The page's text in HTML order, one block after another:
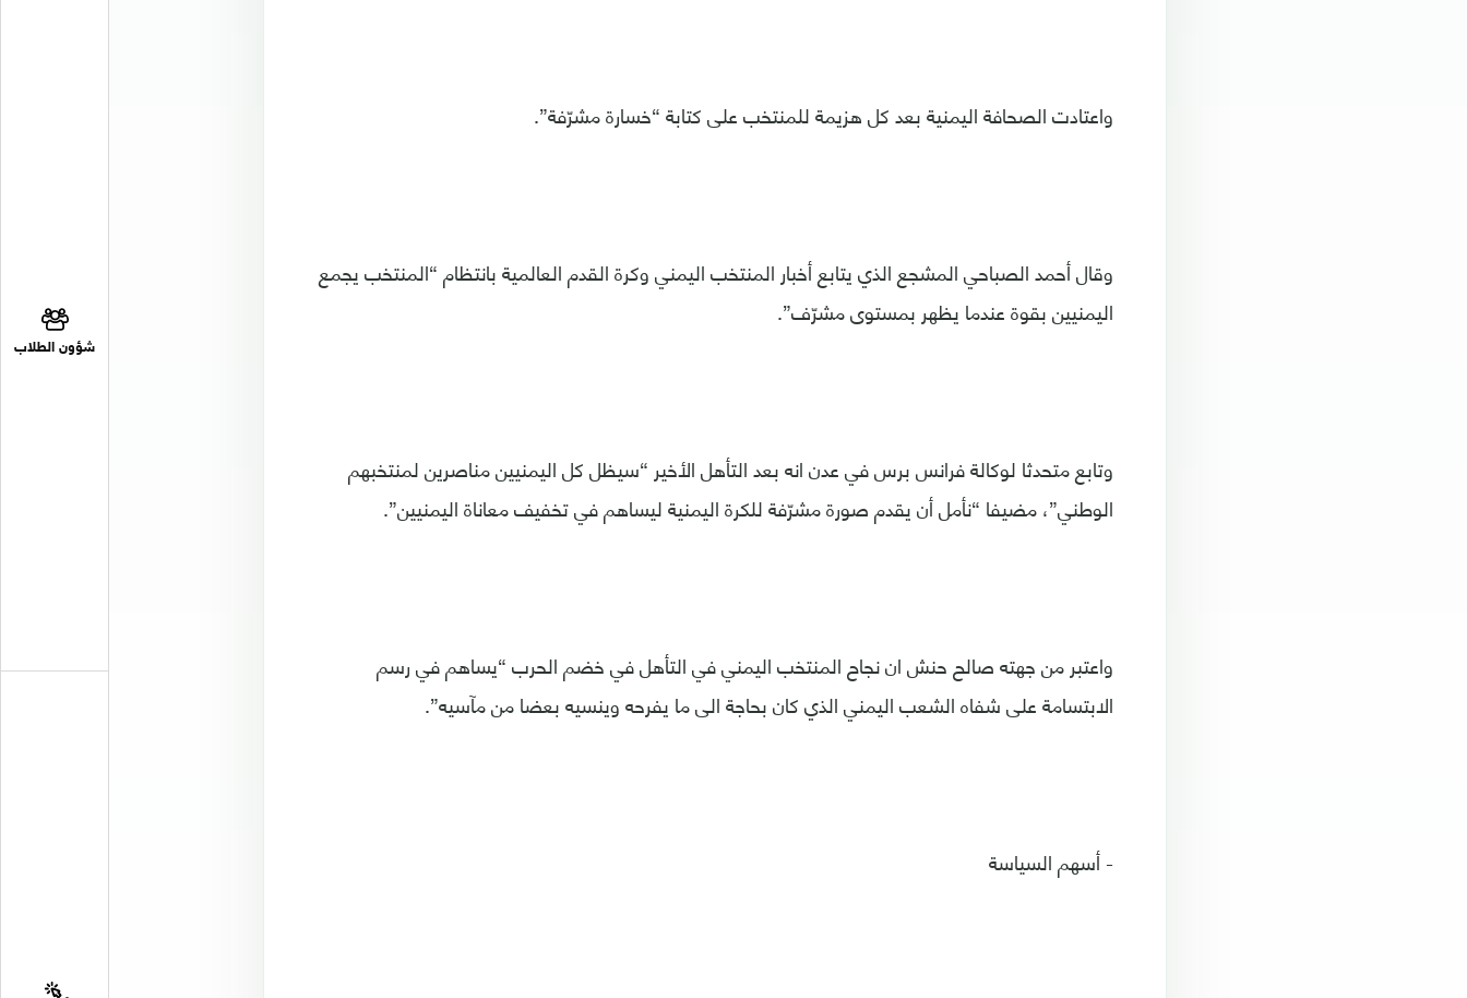
شؤون الطلاب
واعتادت الصحافة اليمنية بعد كل هزيمة للمنتخب على كتابة “خسارة مشرّفة”.
وقال أحمد الصباحي المشجع الذي يتابع أخبار المنتخب اليمني وكرة القدم العالمية بانتظام “المنتخب يجمع
اليمنيين بقوة عندما يظهر بمستوى مشرّف”.
وتابع متحدثا لوكالة فرانس برس في عدن انه بعد التأهل الأخير “سيظل كل اليمنيين مناصرين لمنتخبهم
الوطني”، مضيفا “نأمل أن يقدم صورة مشرّفة للكرة اليمنية ليساهم في تخفيف معاناة اليمنيين”.
واعتبر من جهته صالح حنش ان نجاح المنتخب اليمني في التأهل في خضم الحرب “يساهم في رسم
الابتسامة على شفاه الشعب اليمني الذي كان بحاجة الى ما يفرحه وينسيه بعضا من مآسيه”.
- أسهم السياسة